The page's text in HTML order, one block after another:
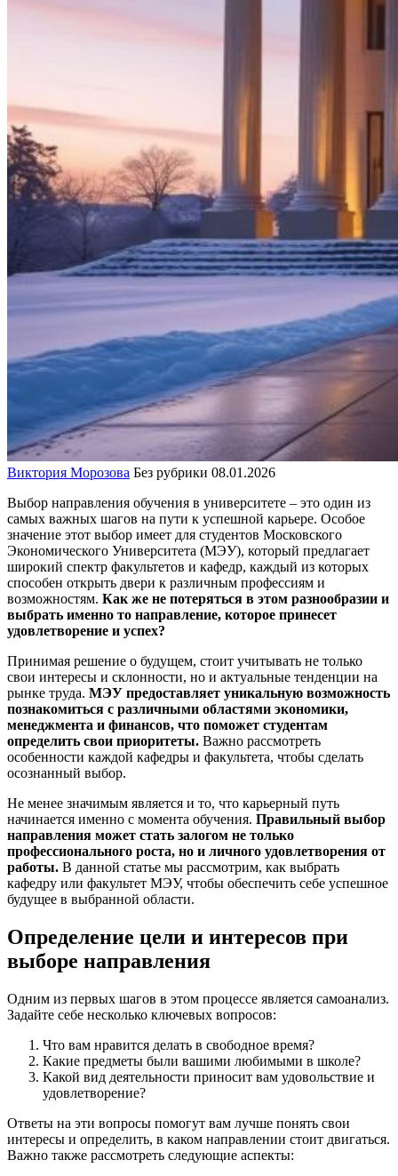
Виктория Морозова Без рубрики 08.01.2026
Выбор направления обучения в университете – это один из
самых важных шагов на пути к успешной карьере. Особое
значение этот выбор имеет для студентов Московского
Экономического Университета (МЭУ), который предлагает
широкий спектр факультетов и кафедр, каждый из которых
способен открыть двери к различным профессиям и
возможностям. Как же не потеряться в этом разнообразии и
выбрать именно то направление, которое принесет
удовлетворение и успех?
Принимая решение о будущем, стоит учитывать не только
свои интересы и склонности, но и актуальные тенденции на
рынке труда. МЭУ предоставляет уникальную возможность
познакомиться с различными областями экономики,
менеджмента и финансов, что поможет студентам
определить свои приоритеты. Важно рассмотреть
особенности каждой кафедры и факультета, чтобы сделать
осознанный выбор.
Не менее значимым является и то, что карьерный путь
начинается именно с момента обучения. Правильный выбор
направления может стать залогом не только
профессионального роста, но и личного удовлетворения от
работы. В данной статье мы рассмотрим, как выбрать
кафедру или факультет МЭУ, чтобы обеспечить себе успешное
будущее в выбранной области.
Определение цели и интересов при
выборе направления
Одним из первых шагов в этом процессе является самоанализ.
Задайте себе несколько ключевых вопросов:
Что вам нравится делать в свободное время?
Какие предметы были вашими любимыми в школе?
Какой вид деятельности приносит вам удовольствие и
удовлетворение?
Ответы на эти вопросы помогут вам лучше понять свои
интересы и определить, в каком направлении стоит двигаться.
Важно также рассмотреть следующие аспекты: